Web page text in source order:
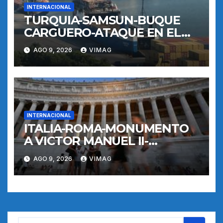
INTERNACIONAL
TURQUIA-SAMSUN-BUQUE
CARGUERO-ATAQUE EN EL
MAR NEGRO-PUERTO
AGO 9, 2026 VIMAG
INTERNACIONAL
ITALIA-ROMA-MONUMENTO
A VICTOR MANUEL II-
RECORRIDO NOCTURNO
AGO 9, 2026 VIMAG